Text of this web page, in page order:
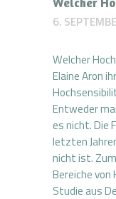
6.
Welcher
Elaine Aron
Entweder
es nicht. Die
letzten
nicht ist.
Bereiche
Studie aus